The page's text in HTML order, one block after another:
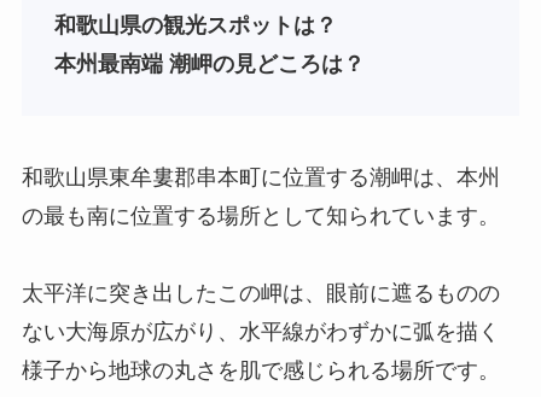
和歌山県の観光スポットは？
本州最南端 潮岬の見どころは？
和歌山県東牟婁郡串本町に位置する潮岬は、本州
の最も南に位置する場所として知られています。
太平洋に突き出したこの岬は、眼前に遮るものの
ない大海原が広がり、水平線がわずかに弧を描く
様子から地球の丸さを肌で感じられる場所です。